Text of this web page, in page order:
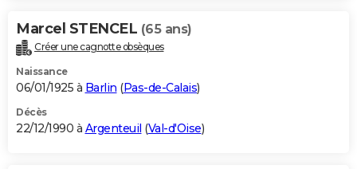
Marcel STENCEL (65 ans)
Créer une cagnotte obsèques
Naissance
06/01/1925 à Barlin (Pas-de-Calais)
Décès
22/12/1990 à Argenteuil (Val-d'Oise)